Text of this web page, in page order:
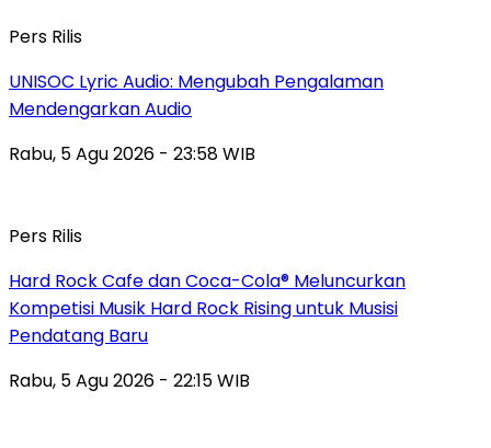
Pers Rilis
UNISOC Lyric Audio: Mengubah Pengalaman
Mendengarkan Audio
Rabu, 5 Agu 2026 - 23:58 WIB
Pers Rilis
Hard Rock Cafe dan Coca-Cola® Meluncurkan
Kompetisi Musik Hard Rock Rising untuk Musisi
Pendatang Baru
Rabu, 5 Agu 2026 - 22:15 WIB